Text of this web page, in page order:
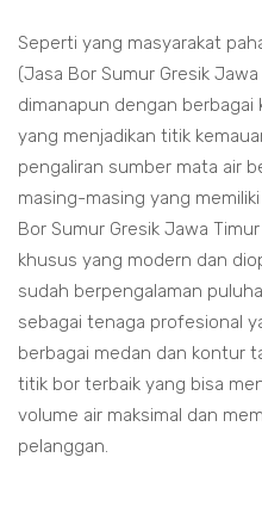
Seperti yang masyarakat
(Jasa Bor Sumur Gresik
dimanapun dengan
yang menjadikan titik
pengaliran sumber mata air
masing-masing yang
Bor Sumur Gresik Jawa
khusus yang modern dan
sudah berpengalaman
sebagai tenaga profesional
berbagai medan dan kontur
titik bor terbaik yang bisa
volume air maksimal dan
pelanggan.